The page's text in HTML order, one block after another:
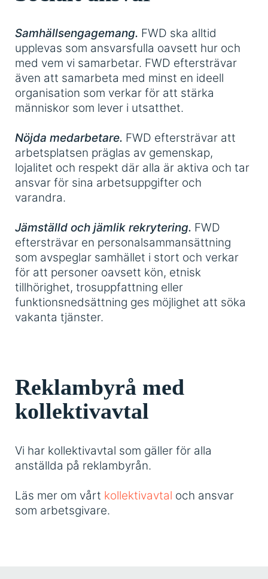
Samhällsengagemang. FWD ska alltid
upplevas som ansvarsfulla oavsett hur och
med vem vi samarbetar. FWD eftersträvar
även att samarbeta med minst en ideell
organisation som verkar för att stärka
människor som lever i utsatthet.
Nöjda medarbetare. FWD eftersträvar att
arbetsplatsen präglas av gemenskap,
lojalitet och respekt där alla är aktiva och tar
ansvar för sina arbetsuppgifter och
varandra.
Jämställd och jämlik rekrytering. FWD
eftersträvar en personalsammansättning
som avspeglar samhället i stort och verkar
för att personer oavsett kön, etnisk
tillhörighet, trosuppfattning eller
funktionsnedsättning ges möjlighet att söka
vakanta tjänster.
Reklambyrå med
kollektivavtal
Vi har kollektivavtal som gäller för alla
anställda på reklambyrån.
Läs mer om vårt kollektivavtal och ansvar
som arbetsgivare.